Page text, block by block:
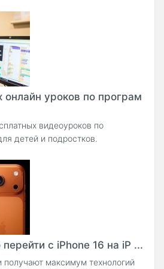
онлайн уроков по програм
видеоуроков по
детей и подростков.
с iPhone 16 на iP ...
получают максимум технологий